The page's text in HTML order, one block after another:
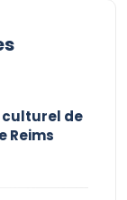
culturel de
Reims